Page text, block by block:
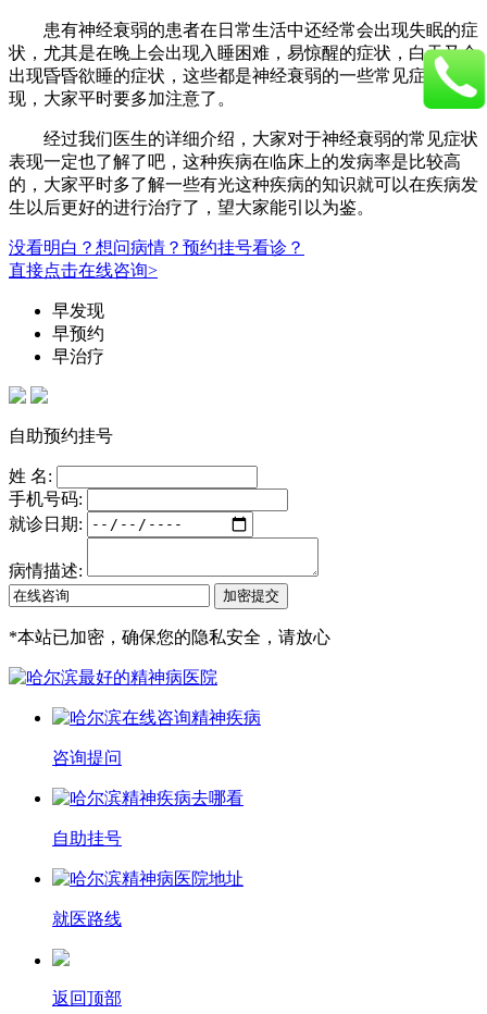
患有神经衰弱的患者在日常生活中还经常会出现失眠的症
状，尤其是在晚上会出现入睡困难，易惊醒的症状，白天又会
出现昏昏欲睡的症状，这些都是神经衰弱的一些常见症状表
现，大家平时要多加注意了。
经过我们医生的详细介绍，大家对于神经衰弱的常见症状
表现一定也了解了吧，这种疾病在临床上的发病率是比较高
的，大家平时多了解一些有光这种疾病的知识就可以在疾病发
生以后更好的进行治疗了，望大家能引以为鉴。
没看明白？想问病情？预约挂号看诊？
直接点击在线咨询>
早发现
早预约
早治疗
自助预约挂号
姓 名:
手机号码:
就诊日期:
病情描述:
*本站已加密，确保您的隐私安全，请放心
咨询提问
自助挂号
就医路线
返回顶部